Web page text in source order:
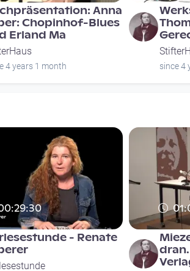
Anna
Chopinhof-Blues
Erland Ma
4 years 1 month since 4
- Renate